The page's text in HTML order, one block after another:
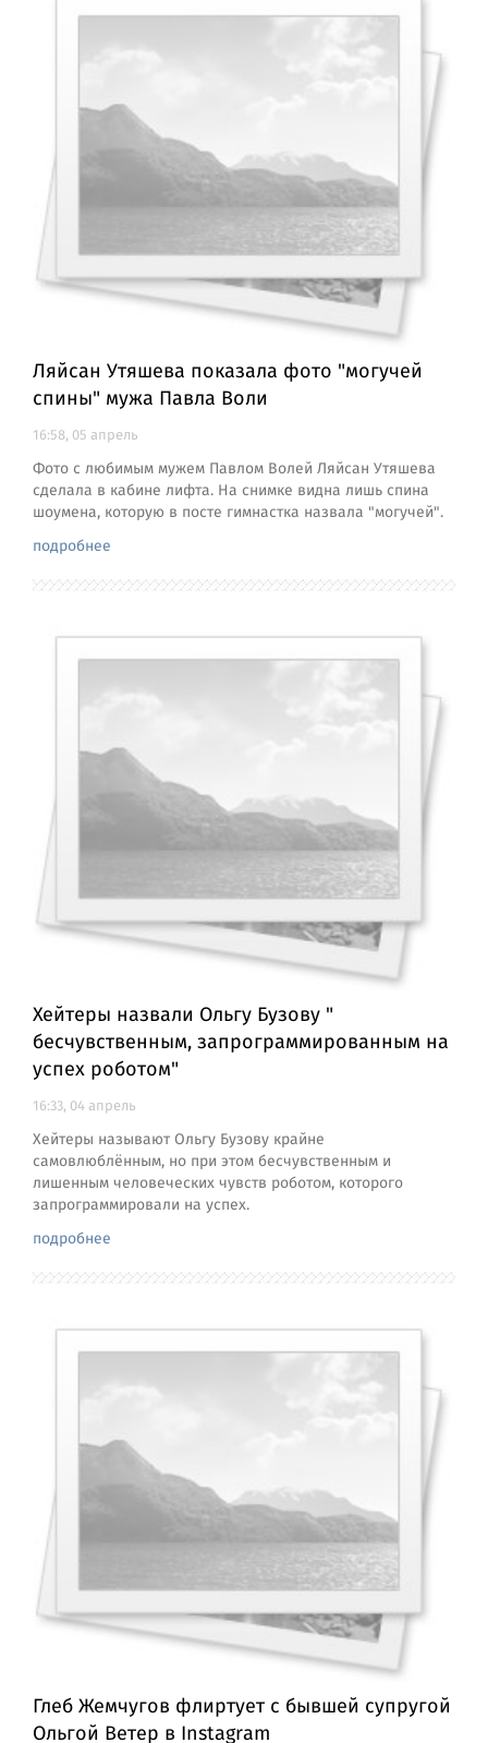
Ляйсан Утяшева показала фото "могучей
спины" мужа Павла Воли
16:58, 05 апрель
Фото с любимым мужем Павлом Волей Ляйсан Утяшева
сделала в кабине лифта. На снимке видна лишь спина
шоумена, которую в посте гимнастка назвала "могучей".
подробнее
Хейтеры назвали Ольгу Бузову "
бесчувственным, запрограммированным на
успех роботом"
16:33, 04 апрель
Хейтеры называют Ольгу Бузову крайне
самовлюблённым, но при этом бесчувственным и
лишенным человеческих чувств роботом, которого
запрограммировали на успех.
подробнее
Глеб Жемчугов флиртует с бывшей супругой
Ольгой Ветер в Instagram